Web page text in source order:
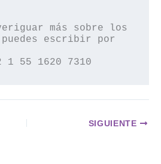
más sobre los
puedes escribir por
1 55 1620 7310
SIGUIENTE